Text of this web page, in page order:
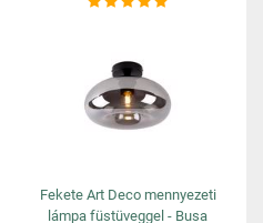
Fekete Art Deco mennyezeti
lámpa füstüveggel - Busa